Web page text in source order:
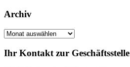
Archiv
Archiv
Ihr Kontakt zur Geschäftsstelle